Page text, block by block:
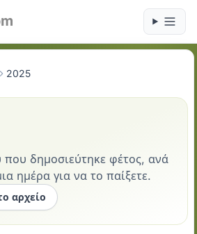
2025
δημοσιεύτηκε φέτος, ανά
ημέρα για να το παίξετε.
αρχείο